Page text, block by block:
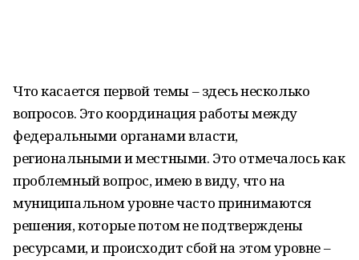
Что касается первой темы – здесь несколько
вопросов. Это координация работы между
федеральными органами власти,
региональными и местными. Это отмечалось как
проблемный вопрос, имею в виду, что на
муниципальном уровне часто принимаются
решения, которые потом не подтверждены
ресурсами, и происходит сбой на этом уровне –